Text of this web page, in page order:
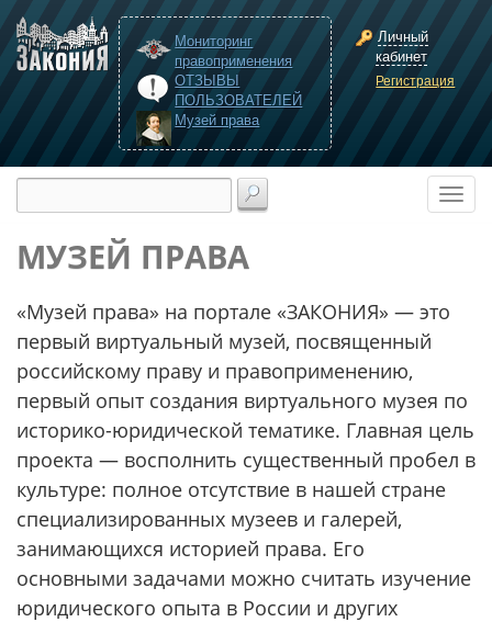
Мониторинг
правоприменения
ОТЗЫВЫ
ПОЛЬЗОВАТЕЛЕЙ
Музей права
Личный
кабинет
Регистрация
МУЗЕЙ ПРАВА
«Музей права» на портале «ЗАКОНИЯ» — это
первый виртуальный музей, посвященный
российскому праву и правоприменению,
первый опыт создания виртуального музея по
историко-юридической тематике. Главная цель
проекта — восполнить существенный пробел в
культуре: полное отсутствие в нашей стране
специализированных музеев и галерей,
занимающихся историей права. Его
основными задачами можно считать изучение
юридического опыта в России и других